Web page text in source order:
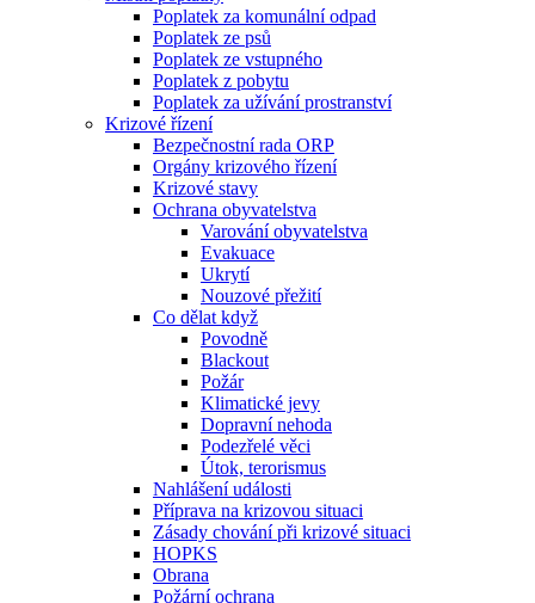
Poplatek za komunální odpad
Poplatek ze psů
Poplatek ze vstupného
Poplatek z pobytu
Poplatek za užívání prostranství
Krizové řízení
Bezpečnostní rada ORP
Orgány krizového řízení
Krizové stavy
Ochrana obyvatelstva
Varování obyvatelstva
Evakuace
Ukrytí
Nouzové přežití
Co dělat když
Povodně
Blackout
Požár
Klimatické jevy
Dopravní nehoda
Podezřelé věci
Útok, terorismus
Nahlášení události
Příprava na krizovou situaci
Zásady chování při krizové situaci
HOPKS
Obrana
Požární ochrana